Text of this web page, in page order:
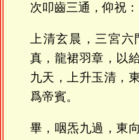
次叩齒三通，仰祝：
上清玄晨，三宮
真，龍裙羽章，以
九天，上升玉清，
爲帝賓。
畢，咽炁九過，東